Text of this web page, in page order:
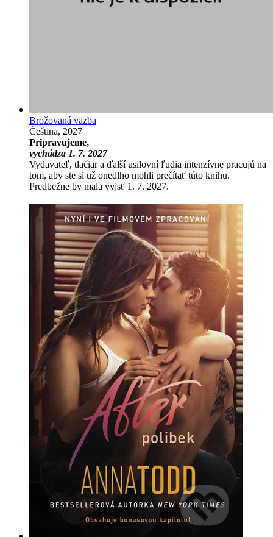
Brožovaná väzba
Čeština, 2027
Pripravujeme,
vychádza 1. 7. 2027
Vydavateľ, tlačiar a ďalší usilovní ľudia intenzívne pracujú na
tom, aby ste si už onedlho mohli prečítať túto knihu.
Predbežne by mala vyjsť 1. 7. 2027.